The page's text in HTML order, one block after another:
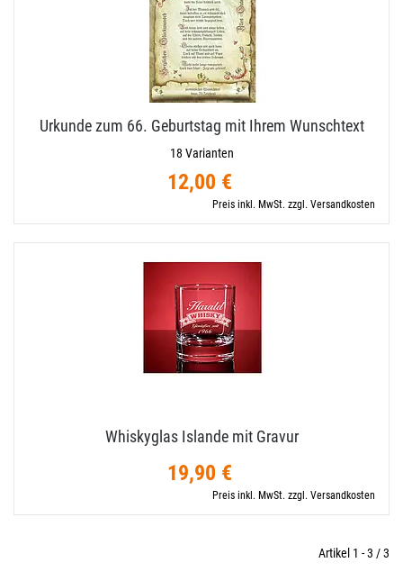
Urkunde zum 66. Geburtstag mit Ihrem Wunschtext
18 Varianten
12,00 €
Preis inkl. MwSt. zzgl. Versandkosten
Whiskyglas Islande mit Gravur
19,90 €
Preis inkl. MwSt. zzgl. Versandkosten
Artikel 1 - 3 / 3